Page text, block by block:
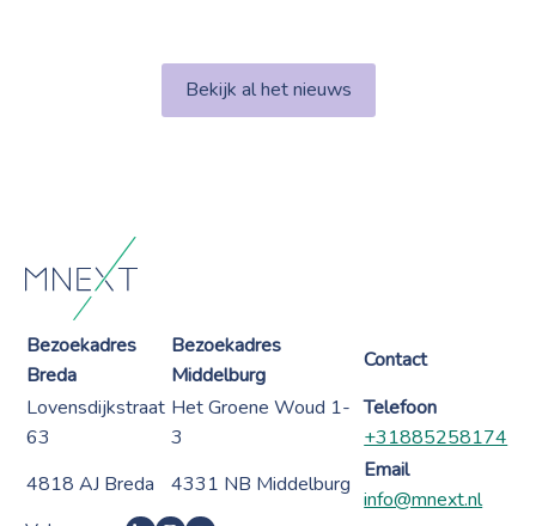
Bekijk al het nieuws
Bezoekadres
Breda
Bezoekadres
Middelburg
Contact
Lovensdijkstraat
63
Het Groene Woud 1-
3
Telefoon
+31885258174
4818 AJ Breda
4331 NB Middelburg
Email
info@mnext.nl